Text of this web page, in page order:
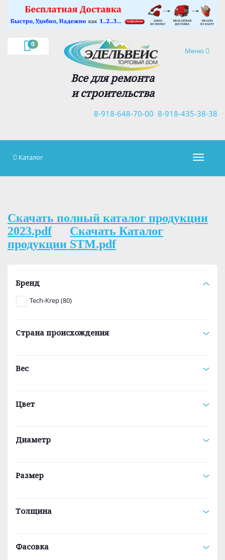
0
Навигация
Меню
Все для ремонта
и строительства
8-918-435-38-38
8-918-648-70-00
×
Каталог
Скачать полный каталог продукции
2023.pdf
Скачать Каталог
продукции STM.pdf
Бренд
Tech-Krep (80)
Страна происхождения
Вес
Цвет
Диаметр
Размер
Толщина
Фасовка